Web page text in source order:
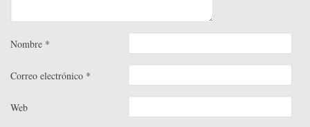
Nombre *
Correo electrónico *
Web